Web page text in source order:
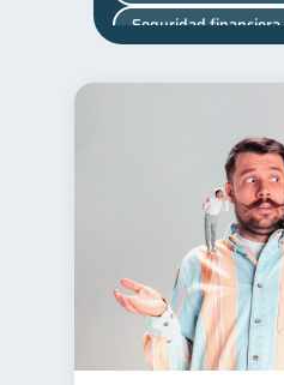
Seguridad financiera
Cuenta Inactiva 1
Finanzas en Pareja 1
Salud mental 1
Educación financiera
Finanzas para jóvenes
Control de deudas 30